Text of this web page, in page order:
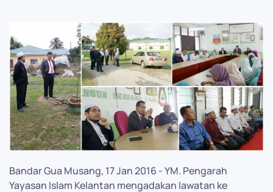
Bandar Gua Musang, 17 Jan 2016 - YM. Pengarah
Yayasan Islam Kelantan mengadakan lawatan ke